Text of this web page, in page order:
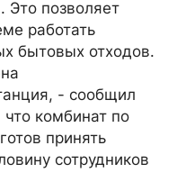
Это позволяет
работать
бытовых отходов.
- сообщил
комбинат по
принять
сотрудников